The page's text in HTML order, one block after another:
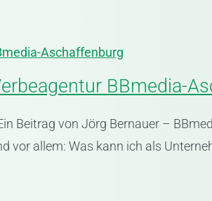
Aschaffenburg
BBmedia-
Beitrag von Jörg Bernauer –
vor allem: Was kann ich als